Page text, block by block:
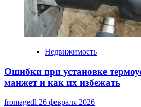
Недвижимость
Ошибки при установке
манжет и как их избежать
fromagedl 26 февраля 2026